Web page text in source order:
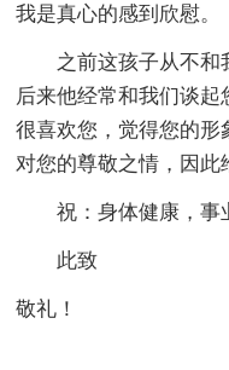
我是真心的感到欣慰。
之前这孩子从不和我
后来他经常和我们谈
很喜欢您，觉得您的形
对您的尊敬之情，因此
祝：身体健康，事
此致
敬礼！